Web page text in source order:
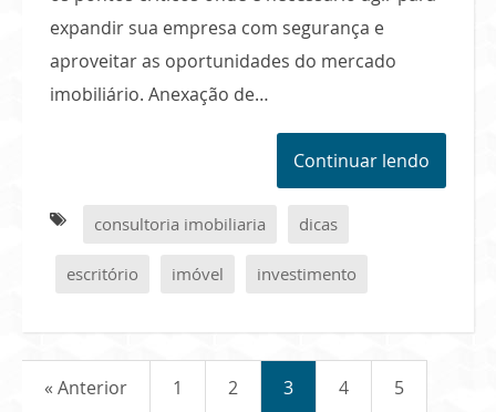
expandir sua empresa com segurança e
aproveitar as oportunidades do mercado
imobiliário. Anexação de…
Continuar lendo
consultoria imobiliaria dicas
escritório imóvel investimento
« Anterior 1 2 3 4 5